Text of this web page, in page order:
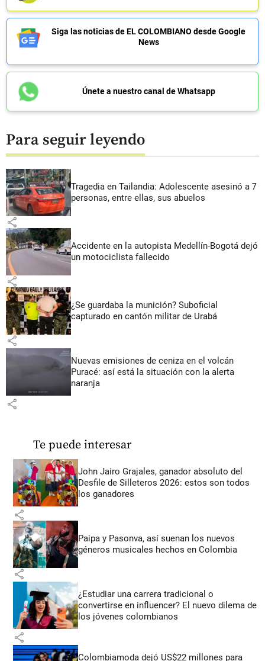
Siga las noticias de EL COLOMBIANO desde Google
News
Únete a nuestro canal de Whatsapp
Para seguir leyendo
Tragedia en Tailandia: Adolescente asesinó a 7
personas, entre ellas, sus abuelos
share
Accidente en la autopista Medellín-Bogotá dejó
un motociclista fallecido
share
¿Se guardaba la munición? Suboficial
capturado en cantón militar de Urabá
share
Nuevas emisiones de ceniza en el volcán
Puracé: así está la situación con la alerta
naranja
share
Te puede interesar
John Jairo Grajales, ganador absoluto del
Desfile de Silleteros 2026: estos son todos
los ganadores
share
Paipa y Pasonva, así suenan los nuevos
géneros musicales hechos en Colombia
share
¿Estudiar una carrera tradicional o
convertirse en influencer? El nuevo dilema de
los jóvenes colombianos
share
Colombiamoda dejó US$22 millones para